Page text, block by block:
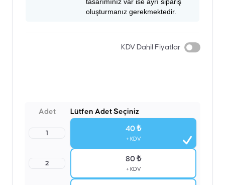
oluşturmanız gerekmektedir.
KDV Dahil Fiyatlar
Adet Lütfen Adet Seçiniz
1
40 ₺
+ KDV
2
80 ₺
+ KDV